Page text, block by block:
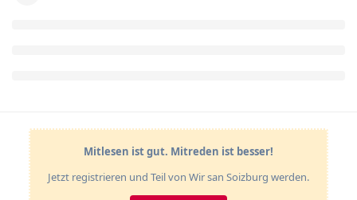
Mitlesen ist gut. Mitreden ist besser!
Jetzt registrieren und Teil von Wir san Soizburg werden.